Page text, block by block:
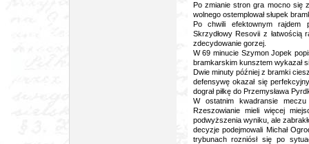
Po zmianie stron gra mocno się
wolnego ostemplował słupek
Po chwili efektownym rajdem
Skrzydłowy Resovii z łatwością
zdecydowanie gorzej.
W 69 minucie Szymon Jopek
bramkarskim kunsztem wykazał
Dwie minuty później z bramki
defensywę okazał się
dograł piłkę do Przemysława
W ostatnim kwadransie
Rzeszowianie mieli więcej
podwyższenia wyniku, ale
decyzje podejmowali Michał
trybunach rozniósł się po